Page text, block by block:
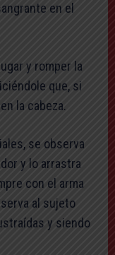
en el
y romper la
que, si
la cabeza.
se observa
y lo arrastra
con el arma
al sujeto
y siendo